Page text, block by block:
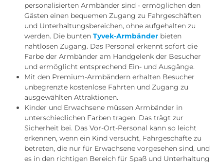
personalisierten Armbänder sind - ermöglichen den
Gästen einen bequemen Zugang zu Fahrgeschäften
und Unterhaltungsbereichen, ohne aufgehalten zu
werden. Die bunten Tyvek-Armbänder bieten
nahtlosen Zugang. Das Personal erkennt sofort die
Farbe der Armbänder am Handgelenk der Besucher
und ermöglicht entsprechend Ein- und Ausgänge.
Mit den Premium-Armbändern erhalten Besucher
unbegrenzte kostenlose Fahrten und Zugang zu
ausgewählten Attraktionen.
Kinder und Erwachsene müssen Armbänder in
unterschiedlichen Farben tragen. Das trägt zur
Sicherheit bei. Das Vor-Ort-Personal kann so leicht
erkennen, wenn ein Kind versucht, Fahrgeschäfte zu
betreten, die nur für Erwachsene vorgesehen sind, und
es in den richtigen Bereich für Spaß und Unterhaltung